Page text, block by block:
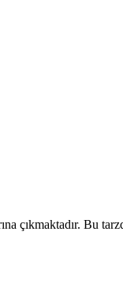
çıkmaktadır. Bu